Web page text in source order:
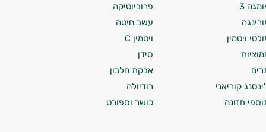
3
פרוביוטיקה
עשב חיטה
ויטמין
ויטמין C
סידן
אבקת חלבון
קוריאני
רודיולה
תזונה
כושר וספורט